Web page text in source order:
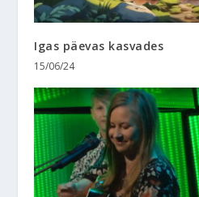
Igas päevas kasvades
15/06/24